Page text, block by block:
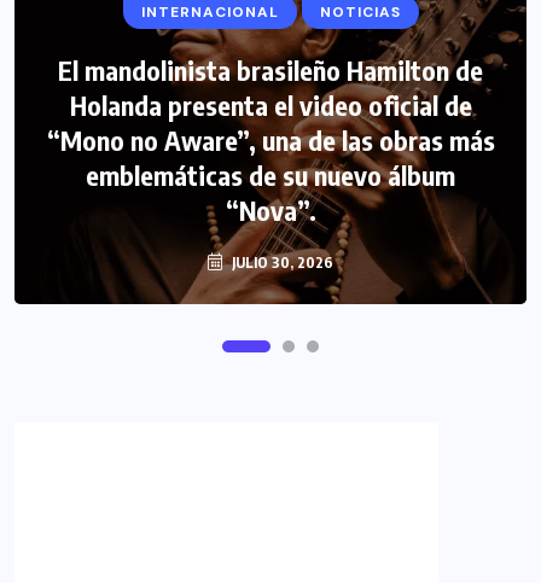
INTERNACIONAL NOTICIAS
El mandolinista brasileño Hamilton de
Holanda presenta el video oficial de
“Mono no Aware”, una de las obras más
emblemáticas de su nuevo álbum
“Nova”.
JULIO 30, 2026
COLABORADORES INTERNACIONAL
NOTICIAS PERIODISMO TURISTICO
FIPETUR se solidariza con Venezuela
JUNIO 29, 2026